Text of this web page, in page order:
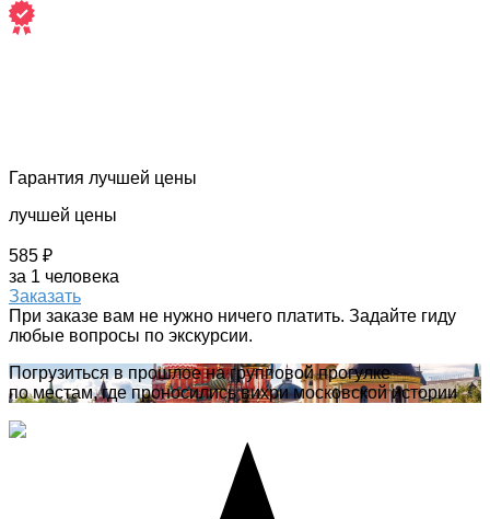
Гарантия лучшей цены
лучшей цены
585 ₽
за 1 человека
Заказать
При заказе вам не нужно ничего платить. Задайте гиду
любые вопросы по экскурсии.
Погрузиться в прошлое на групповой прогулке
по местам, где проносились вихри московской истории